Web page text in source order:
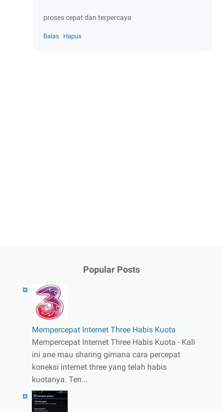
proses cepat dan terpercaya
Balas Hapus
Popular Posts
Mempercepat Internet Three Habis Kuota
Mempercepat Internet Three Habis Kuota - Kali
ini ane mau sharing gimana cara percepat
koneksi internet three yang telah habis
kuotanya. Ten...